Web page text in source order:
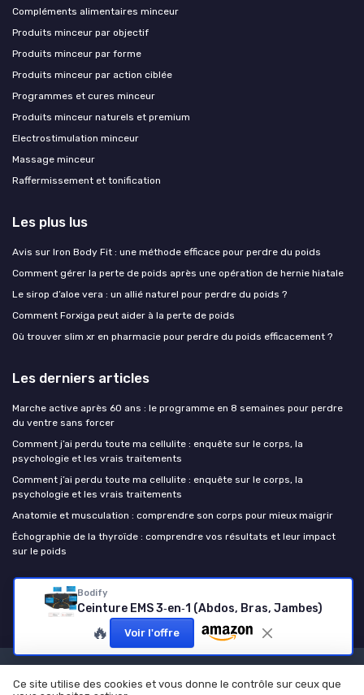
Bodify
Ceinture EMS 3‑en‑1 (Abdos, Bras, Jambes)
🔥 Voir l'offre
Compléments alimentaires minceur
Produits minceur par objectif
Produits minceur par forme
Produits minceur par action ciblée
Programmes et cures minceur
Produits minceur naturels et premium
Electrostimulation minceur
Massage minceur
Raffermissement et tonification
Les plus lus
Avis sur Iron Body Fit : une méthode efficace pour perdre du poids
Comment gérer la perte de poids après une opération de hernie hiatale
Le sirop d’aloe vera : un allié naturel pour perdre du poids ?
Comment Forxiga peut aider à la perte de poids
Où trouver slim xr en pharmacie pour perdre du poids efficacement ?
Les derniers articles
Marche active après 60 ans : le programme en 8 semaines pour perdre
du ventre sans forcer
Comment j’ai perdu toute ma cellulite : enquête sur le corps, la
psychologie et les vrais traitements
Comment j’ai perdu toute ma cellulite : enquête sur le corps, la
psychologie et les vrais traitements
Anatomie et musculation : comprendre son corps pour mieux maigrir
Échographie de la thyroïde : comprendre vos résultats et leur impact
sur le poids
Perdre du poids
Ce site utilise des cookies et vous donne le contrôle sur ceux que